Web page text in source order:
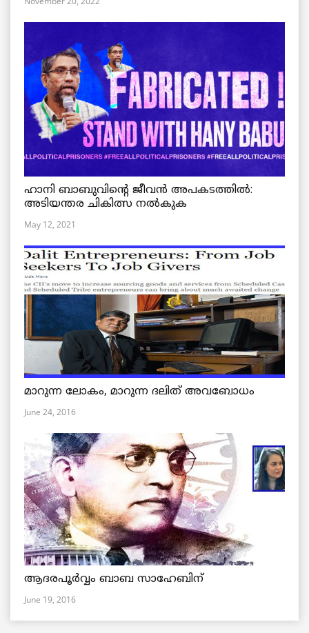
ഹാനി ബാബുവിന്റെ ജീവൻ അപകടത്തിൽ:
അടിയന്തര ചികിത്സ നൽകുക
May 12, 2021
മാറുന്ന ലോകം, മാറുന്ന ദലിത് അവബോധം
June 24, 2016
ആദരപൂര്‍വ്വം ബാബ സാഹേബിന്
June 19, 2016